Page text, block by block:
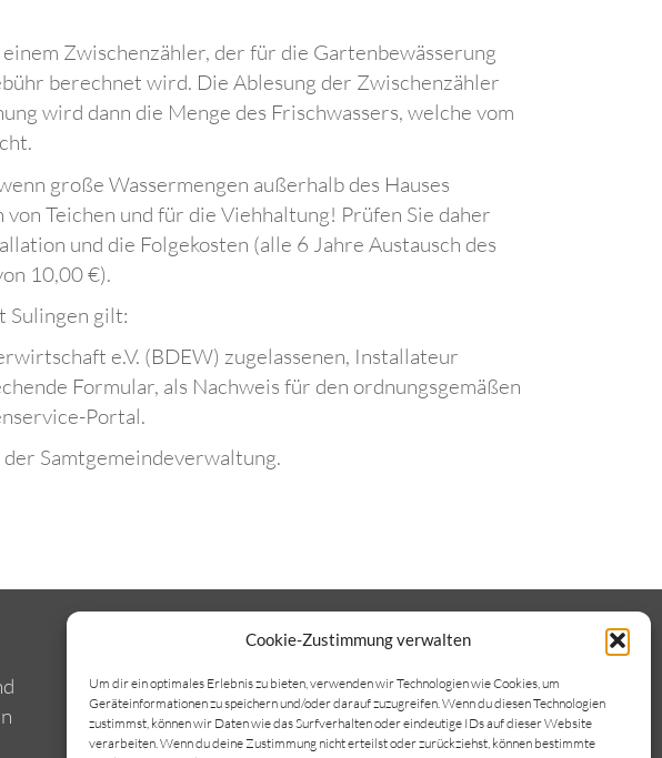
Cookie-Zustimmung verwalten
Um dir ein optimales Erlebnis zu bieten, verwenden wir Technologien wie Cookies, um
Geräteinformationen zu speichern und/oder darauf zuzugreifen. Wenn du diesen Technologien
zustimmst, können wir Daten wie das Surfverhalten oder eindeutige IDs auf dieser Website
verarbeiten. Wenn du deine Zustimmung nicht erteilst oder zurückziehst, können bestimmte
Zwischenzähler, der für die Gartenbewässerung
berechnet wird. Die Ablesung der Zwischenzähler
wird dann die Menge des Frischwassers, welche vom
große Wassermengen außerhalb des Hauses
Teichen und für die Viehhaltung! Prüfen Sie daher
und die Folgekosten (alle 6 Jahre Austausch des
10,00 €).
Sulingen gilt:
e.V. (BDEW) zugelassenen, Installateur
Formular, als Nachweis für den ordnungsgemäßen
Portal.
Samtgemeindeverwaltung.
Kontakt Impressum Datenschutz